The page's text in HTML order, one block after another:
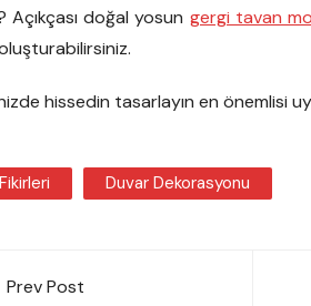
doğal yosun gergi tavan
hissedin tasarlayın en önemlisi
Duvar Dekorasyonu
Prev Post